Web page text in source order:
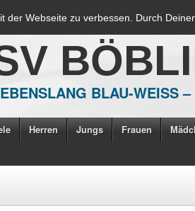
Webseite zu verbessen. Durch
BLAU-WEISS
Herren Jungs Frauen